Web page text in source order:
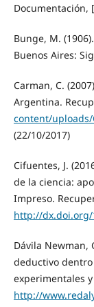
Documentación,
Bunge, M.
Buenos Aires:
Carman, C.
Argentina.
content/
(22/10/2017)
Cifuentes, J.
de la ciencia:
Impreso.
http://dx.doi.org/
Dávila Newman,
deductivo
experimentales
http://